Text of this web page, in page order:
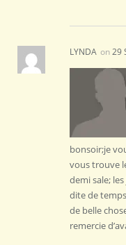
LYNDA on29
bonsoir;je
vous trouve
demi sale;
dite de
de belle
remercie